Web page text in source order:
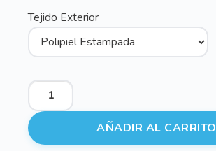
Tejido Exterior
Maletas
Sueños
Verde
cantidad
AÑADIR AL CARRITO